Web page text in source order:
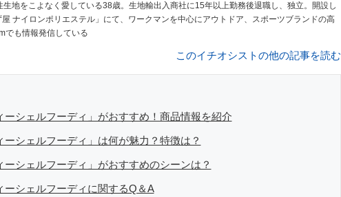
ナイロンポリエステル」にて、ワークマンを中心にアウトドア、スポーツブランドの高
でも情報発信している
このイチオシストの他の記事を読む
ーシェルフーディ」がおすすめ！商品情報を紹介
ーシェルフーディ」は何が魅力？特徴は？
ーシェルフーディ」がおすすめのシーンは？
ーシェルフーディに関するQ＆A